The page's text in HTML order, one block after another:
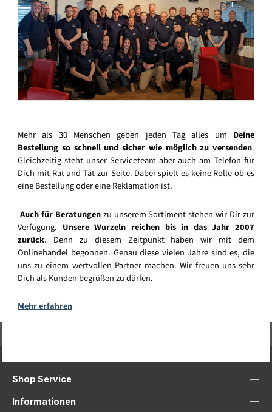
Mehr als 30 Menschen geben jeden Tag alles um Deine
Bestellung so schnell und sicher wie möglich zu versenden.
Gleichzeitig steht unser Serviceteam aber auch am Telefon für
Dich mit Rat und Tat zur Seite. Dabei spielt es keine Rolle ob es
eine Bestellung oder eine Reklamation ist.
Auch für Beratungenzu unserem Sortiment stehen wir Dir zur
Verfügung. Unsere Wurzeln reichen bis in das Jahr 2007
zurück. Denn zu diesem Zeitpunkt haben wir mit dem
Onlinehandel begonnen. Genau diese vielen Jahre sind es, die
uns zu einem wertvollen Partner machen. Wir freuen uns sehr
Dich als Kunden begrüßen zu dürfen.
Mehr erfahren
Shop Service
Informationen